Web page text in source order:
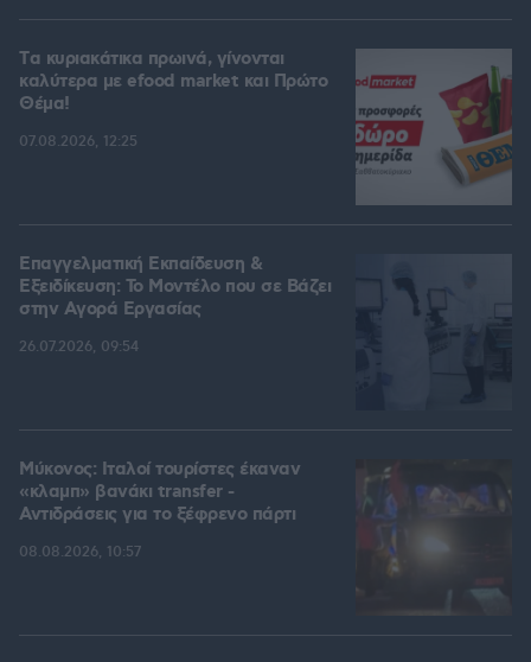
Tα κυριακάτικα πρωινά, γίνονται
καλύτερα με efood market και Πρώτο
Θέμα!
07.08.2026, 12:25
Επαγγελματική Εκπαίδευση &
Εξειδίκευση: Το Mοντέλο που σε Bάζει
στην Aγορά Eργασίας
26.07.2026, 09:54
Μύκονος: Ιταλοί τουρίστες έκαναν
«κλαμπ» βανάκι transfer -
Αντιδράσεις για το ξέφρενο πάρτι
08.08.2026, 10:57